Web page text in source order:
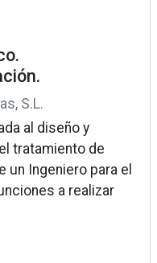
S.L.
al diseño y
tratamiento de
Ingeniero para el
a realizar